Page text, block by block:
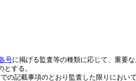
号に掲げる監査等の種類に応じて、重要
する。
での記載事項のとおり監査した限りにおい